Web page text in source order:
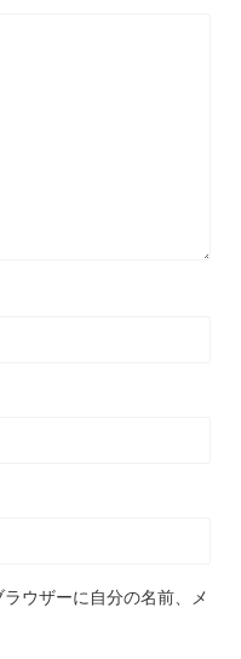
ウザーに自分の名前、メ